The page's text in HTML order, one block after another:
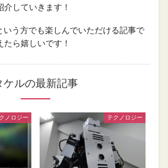
していきます！
いう方でも楽しんでいただける記事で
ら嬉しいです！
ケルの最新記事
ノロジー テクノロジー